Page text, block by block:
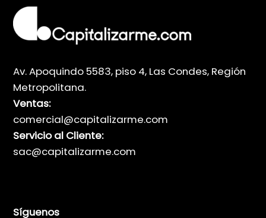
Av. Apoquindo 5583, piso 4, Las Condes, Región
Metropolitana.
Ventas:
comercial@capitalizarme.com
Servicio al Cliente:
sac@capitalizarme.com
Síguenos